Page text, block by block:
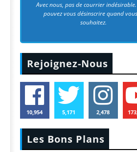
Avec nous, pas de courrier
pouvez vous désinscrire quand
souhaitez.
Rejoignez-Nous
10,954 5,171 2,478
Les Bons Plans